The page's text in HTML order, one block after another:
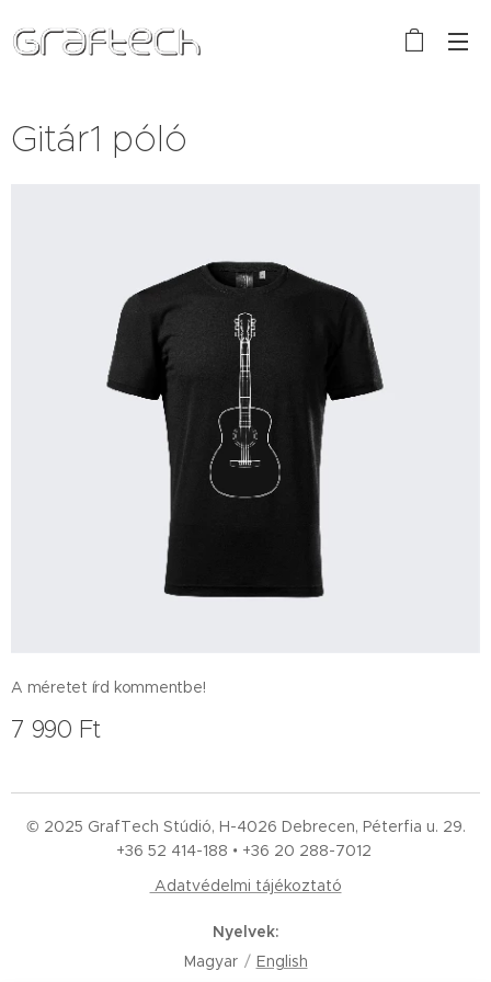
Gitár1 póló
A méretet írd kommentbe!
7 990 Ft
© 2025 GrafTech Stúdió, H-4026 Debrecen, Péterfia u. 29.
+36 52 414-188 • +36 20 288-7012
Adatvédelmi tájékoztató
Nyelvek
Magyar
English